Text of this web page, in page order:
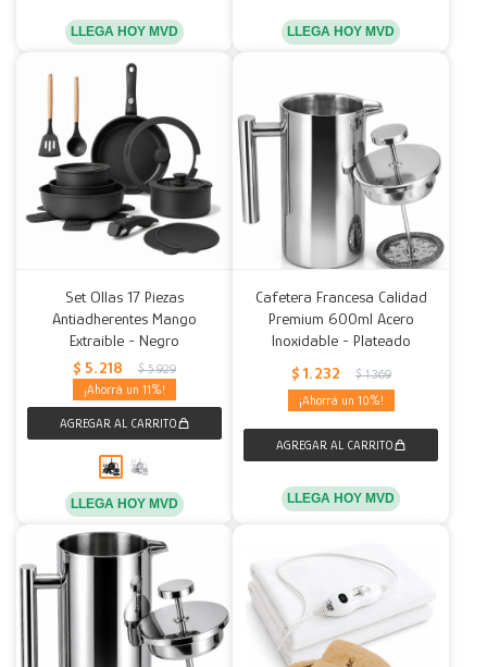
LLEGA HOY MVD LLEGA HOY MVD
Set Ollas 17 Piezas
Antiadherentes Mango
Extraible - Negro
$ 5.218 $ 5.929
11
LLEGA HOY MVD
Cafetera Francesa Calidad
Premium 600ml Acero
Inoxidable - Plateado
$ 1.232 $ 1.369
10
LLEGA HOY MVD